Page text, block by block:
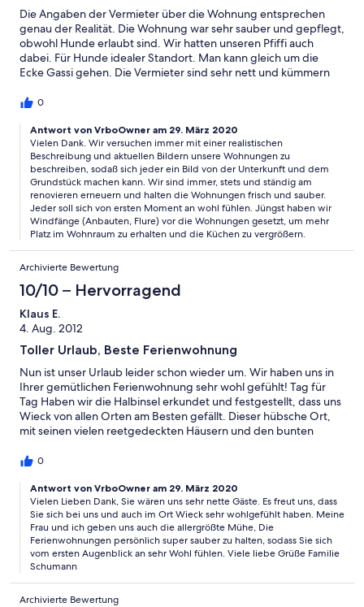
Die Angaben der Vermieter über die Wohnung entsprechen
genau der Realität. Die Wohnung war sehr sauber und gepflegt,
obwohl Hunde erlaubt sind. Wir hatten unseren Pfiffi auch
dabei. Für Hunde idealer Standort. Man kann gleich um die
Ecke Gassi gehen. Die Vermieter sind sehr nett und kümmern
schmecken super! Die Wohnung ist mit allen Dingen
auch wenn´s schneit! Nur größere Kochaktionen sollte man
nicht planen - dafür ist die Kochzeile nicht geeignet. Aber es
gibt ja genügend Restaurants in Wieck und Umgebung. Und
das Kaffee in der Arche mit super lecker Kuchen!
0
Antwort von VrboOwner am 29. März 2020
Vielen Dank. Wir versuchen immer mit einer realistischen
Beschreibung und aktuellen Bildern unsere Wohnungen zu
beschreiben, sodaß sich jeder ein Bild von der Unterkunft und dem
Grundstück machen kann. Wir sind immer, stets und ständig am
renovieren erneuern und halten die Wohnungen frisch und sauber.
Jeder soll sich von ersten Moment an wohl fühlen. Jüngst haben wir
Windfänge (Anbauten, Flure) vor die Wohnungen gesetzt, um mehr
Platz im Wohnraum zu erhalten und die Küchen zu vergrößern.
Archivierte Bewertung
10/10 – Hervorragend
Klaus E.
4. Aug. 2012
Toller Urlaub, Beste Ferienwohnung
Nun ist unser Urlaub leider schon wieder um. Wir haben uns in
Ihrer gemütlichen Ferienwohnung sehr wohl gefühlt! Tag für
Tag Haben wir die Halbinsel erkundet und festgestellt, dass uns
Wieck von allen Orten am Besten gefällt. Dieser hübsche Ort,
mit seinen vielen reetgedeckten Häusern und den bunten
und die Nähe zur Ostsee! Wir wünschen Ihren ein Gutes Jahr
0
Antwort von VrboOwner am 29. März 2020
Vielen Lieben Dank, Sie wären uns sehr nette Gäste. Es freut uns, dass
Sie sich bei uns und auch im Ort Wieck sehr wohlgefühlt haben. Meine
Frau und ich geben uns auch die allergrößte Mühe, Die
Ferienwohnungen persönlich super sauber zu halten, sodass Sie sich
vom ersten Augenblick an sehr Wohl fühlen. Viele liebe Grüße Familie
Schumann
Archivierte Bewertung